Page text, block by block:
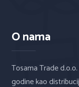
O nama
Tosama Trade
godine kao